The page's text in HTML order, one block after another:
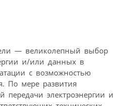
— великолепный выбор
и/или данных в
с возможностью
По мере развития
передачи электроэнергии и